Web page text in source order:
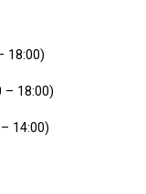
18:00)
– 18:00)
14:00)